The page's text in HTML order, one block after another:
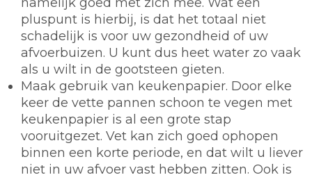
pluspunt is hierbij, is dat het totaal niet
schadelijk is voor uw gezondheid of uw
afvoerbuizen. U kunt dus heet water zo vaak
als u wilt in de gootsteen gieten.
Maak gebruik van keukenpapier. Door elke
keer de vette pannen schoon te vegen met
keukenpapier is al een grote stap
vooruitgezet. Vet kan zich goed ophopen
binnen een korte periode, en dat wilt u liever
niet in uw afvoer vast hebben zitten. Ook is